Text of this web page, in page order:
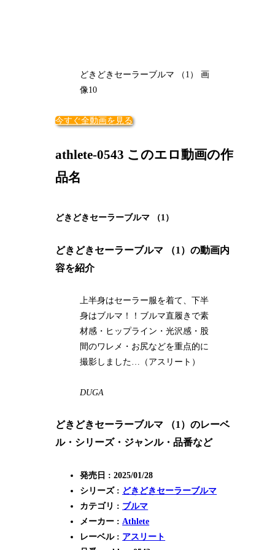
どきどきセーラーブルマ （1） 画
像10
今すぐ全動画を見る
athlete-0543 このエロ動画の作
品名
どきどきセーラーブルマ （1）
どきどきセーラーブルマ （1）の動画内
容を紹介
上半身はセーラー服を着て、下半
身はブルマ！！ブルマ直履きで素
材感・ヒップライン・光沢感・股
間のワレメ・お尻などを重点的に
撮影しました…（アスリート）
DUGA
どきどきセーラーブルマ （1）のレーベ
ル・シリーズ・ジャンル・品番など
発売日 : 2025/01/28
シリーズ : どきどきセーラーブルマ
カテゴリ : ブルマ
メーカー : Athlete
レーベル : アスリート